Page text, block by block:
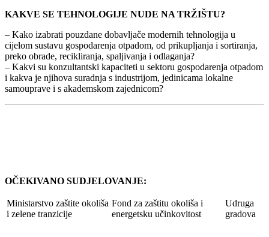
KAKVE SE TEHNOLOGIJE NUDE NA TRŽIŠTU?
– Kako izabrati pouzdane dobavljače modernih tehnologija u
cijelom sustavu gospodarenja otpadom, od prikupljanja i sortiranja,
preko obrade, recikliranja, spaljivanja i odlaganja?
– Kakvi su konzultantski kapaciteti u sektoru gospodarenja otpadom
i kakva je njihova suradnja s industrijom, jedinicama lokalne
samouprave i s akademskom zajednicom?
OČEKIVANO SUDJELOVANJE:
Ministarstvo zaštite okoliša
i zelene tranzicije
Fond za zaštitu okoliša i
energetsku učinkovitost
Udruga
gradova